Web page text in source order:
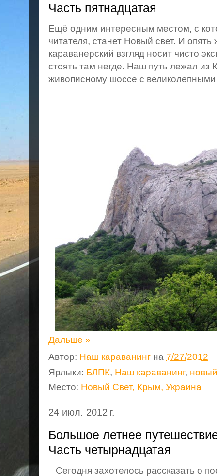
Часть пятнадцатая
Ещё одним интересным местом, с
читателя, станет Новый свет. И
караванерский взгляд носит чисто
стоять там негде. Наш путь лежал из
живописному шоссе с
Дальше »
Автор: Наш караванинг на 7/27/2012
Ярлыки: БЛПК, Наш караванинг,
Место: Новый Свет, Крым, Украина
24 июл. 2012 г.
Большое летнее
Часть четырнадцатая
Сегодня захотелось рассказать о